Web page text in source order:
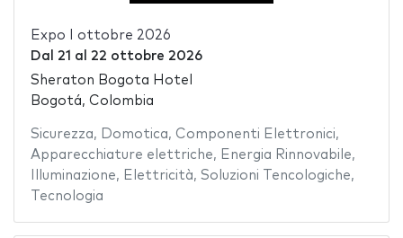
Expo I ottobre 2026
Dal 21 al 22 ottobre 2026
Sheraton Bogota Hotel
Bogotá, Colombia
Sicurezza, Domotica, Componenti Elettronici,
Apparecchiature elettriche, Energia Rinnovabile,
Illuminazione, Elettricità, Soluzioni Tencologiche,
Tecnologia